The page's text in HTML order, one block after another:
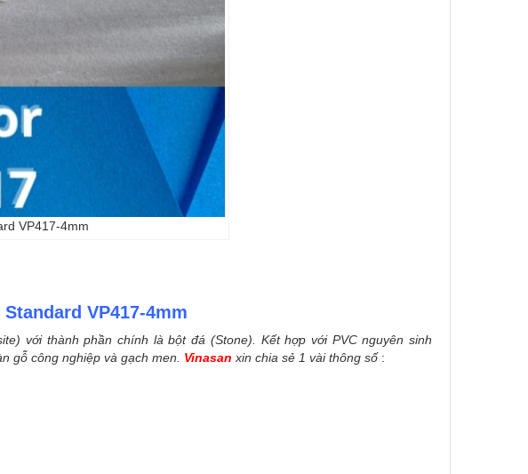
VP417-4mm
VP417-4mm
với thành phần chính là bột đá (Stone). Kết hợp với PVC nguyên sinh
gỗ công nghiệp và gạch men. Vinasan xin chia sẻ 1 vài thông số: